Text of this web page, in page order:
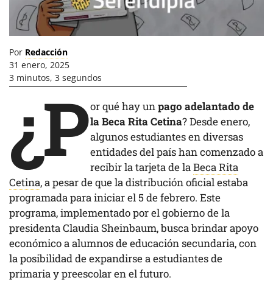
Por Redacción
31 enero, 2025
3 minutos, 3 segundos
¿Por qué hay unpago adelantado de
la Beca Rita Cetina? Desde enero,
algunos estudiantes en diversas
entidades del país han comenzado a
recibir la tarjeta de laBeca Rita
Cetina, a pesar de que la distribución oficial estaba
programada para iniciar el 5 de febrero. Este
programa, implementado por el gobierno de la
presidenta Claudia Sheinbaum, busca brindar apoyo
económico a alumnos de educación secundaria, con
la posibilidad de expandirse a estudiantes de
primaria y preescolar en el futuro.